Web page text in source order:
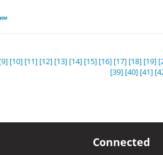
[9] [10] [11] [12] [13] [14] [15] [16] [17] [18] [19]
[39] [40] [41]
Connected